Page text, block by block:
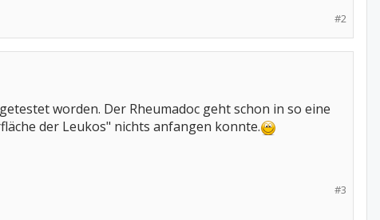
#2
worden. Der Rheumadoc geht schon in so eine
der Leukos" nichts anfangen konnte.
#3